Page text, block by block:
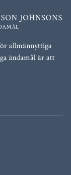
allmännyttiga
ändamål är att